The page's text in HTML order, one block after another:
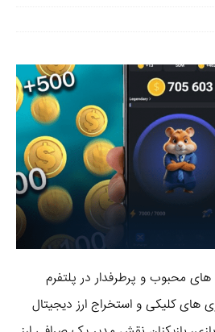
محبوب و پرطرفدار در پلتفرم
های کلیکی و استخراج ارز دیجیتال